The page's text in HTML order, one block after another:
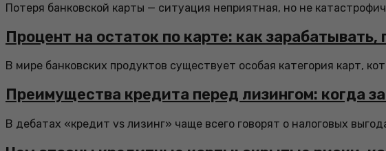
Потеря банковской карты — ситуация неприятная, но не
Процент на остаток по карте: как зарабатывать,
В мире банковских продуктов существует особая категория карт,
Преимущества кредита перед лизингом: когда
В дебатах «кредит vs лизинг» чаще всего говорят о налоговых